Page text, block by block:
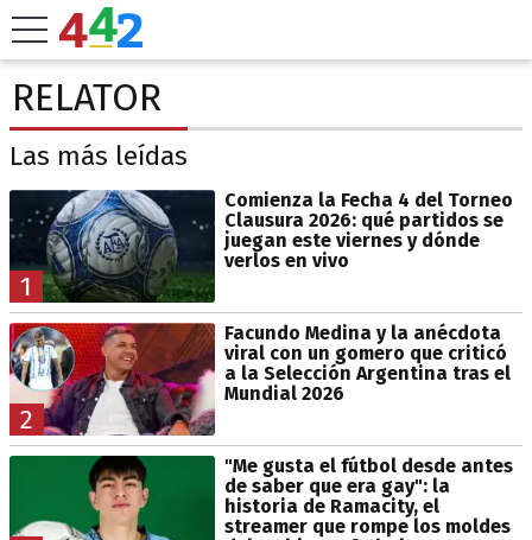
RELATOR
Las más leídas
1
Comienza la Fecha 4 del Torneo
Clausura 2026: qué partidos se
juegan este viernes y dónde
verlos en vivo
2
Facundo Medina y la anécdota
viral con un gomero que criticó
a la Selección Argentina tras el
Mundial 2026
"Me gusta el fútbol desde antes
de saber que era gay": la
historia de Ramacity, el
streamer que rompe los moldes